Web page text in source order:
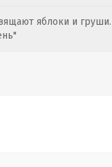
яблоки и груши.